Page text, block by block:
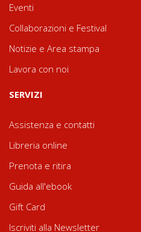
Eventi
Collaborazioni e Festival
Notizie e Area stampa
Lavora con noi
SERVIZI
Assistenza e contatti
Libreria online
Prenota e ritira
Guida all'ebook
Gift Card
Iscriviti alla Newsletter